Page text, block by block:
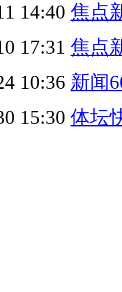
14:40 焦点
17:31 焦点
10:36 新闻
15:30 体坛